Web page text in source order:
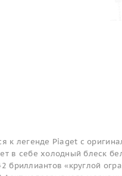
к легенде Piaget с
в себе холодный блеск
бриллиантов «круглой